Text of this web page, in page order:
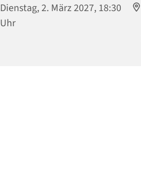
Dienstag, 2. März 2027, 18:30
Uhr